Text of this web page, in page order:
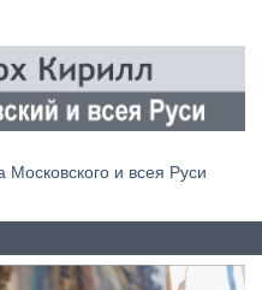
и всея Руси